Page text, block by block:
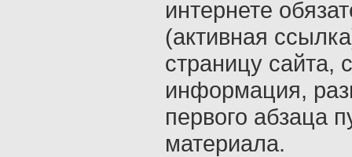
интернете
(активная
страницу сайта,
информация,
первого абзаца
материала.